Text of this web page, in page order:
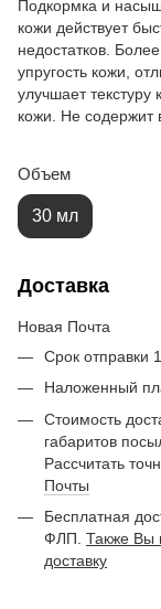
Подкормка и
кожи действует
недостатков.
упругость кожи,
улучшает
кожи. Не содержит
Объем
30 мл
Доставка
Новая Почта
Срок отправки
Наложенный
Стоимость
габаритов
Рассчитать
Почты
Бесплатная
ФЛП. Также Вы
доставку